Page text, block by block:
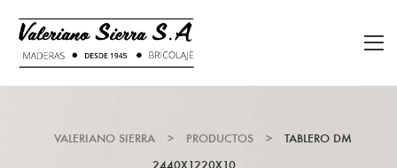
VALERIANO SIERRA > PRODUCTOS >
TABLERO DM